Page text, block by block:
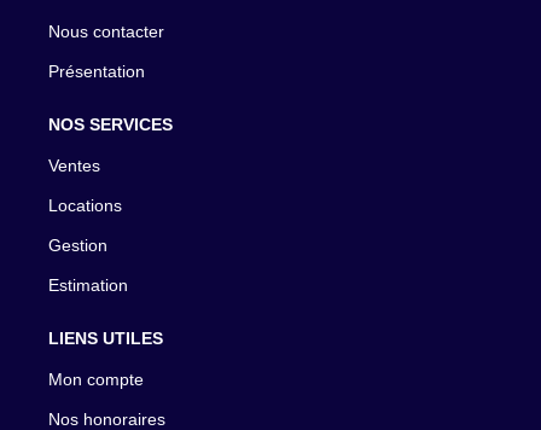
Nous contacter
Présentation
NOS SERVICES
Ventes
Locations
Gestion
Estimation
LIENS UTILES
Mon compte
Nos honoraires